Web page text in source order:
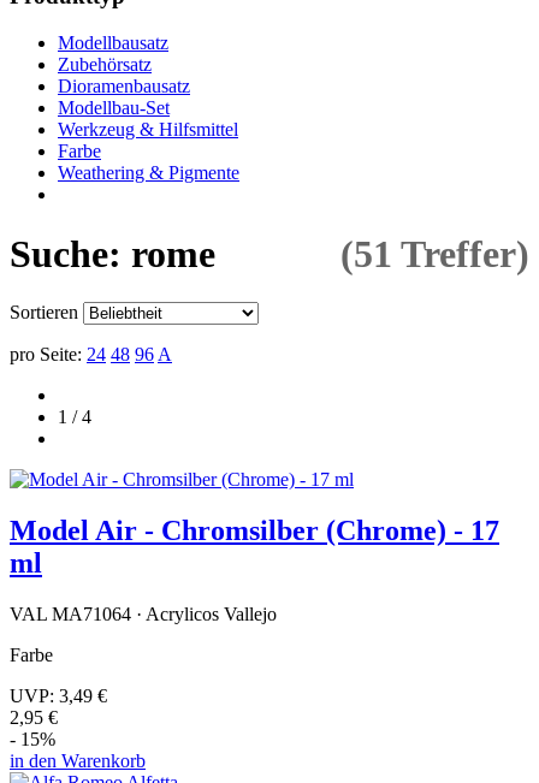
Modellbausatz
Zubehörsatz
Dioramenbausatz
Modellbau-Set
Werkzeug & Hilfsmittel
Farbe
Weathering & Pigmente
Suche: rome (51 Treffer)
Sortieren
pro Seite: 24 48 96 A
1 / 4
Model Air - Chromsilber (Chrome) - 17
ml
VAL MA71064 · Acrylicos Vallejo
Farbe
UVP: 3,49 €
2,95 €
- 15%
in den Warenkorb